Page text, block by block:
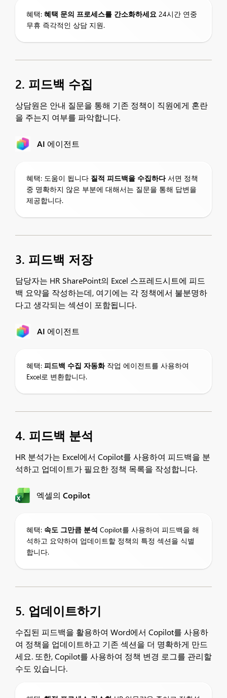
혜택: 혜택 문의 프로세스를 간소화하세요 24시간 연중
무휴 즉각적인 상담 지원.
2. 피드백 수집
상담원은 안내 질문을 통해 기존 정책이 직원에게 혼란
을 주는지 여부를 파악합니다.
AI 에이전트
혜택: 도움이 됩니다 질적 피드백을 수집하다서면 정책
중 명확하지 않은 부분에 대해서는 질문을 통해 답변을
제공합니다.
3. 피드백 저장
담당자는 HR SharePoint의 Excel 스프레드시트에 피드
백 요약을 작성하는데, 여기에는 각 정책에서 불분명하
다고 생각되는 섹션이 포함됩니다.
AI 에이전트
혜택: 피드백 수집 자동화작업 에이전트를 사용하여
Excel로 변환합니다.
4. 피드백 분석
HR 분석가는 Excel에서 Copilot를 사용하여 피드백을 분
석하고 업데이트가 필요한 정책 목록을 작성합니다.
엑셀의 Copilot
혜택: 속도 그만큼 분석 Copilot를 사용하여 피드백을 해
석하고 요약하여 업데이트할 정책의 특정 섹션을 식별
합니다.
5. 업데이트하기
수집된 피드백을 활용하여 Word에서 Copilot를 사용하
여 정책을 업데이트하고 기존 섹션을 더 명확하게 만드
세요. 또한, Copilot를 사용하여 정책 변경 로그를 관리할
수도 있습니다.